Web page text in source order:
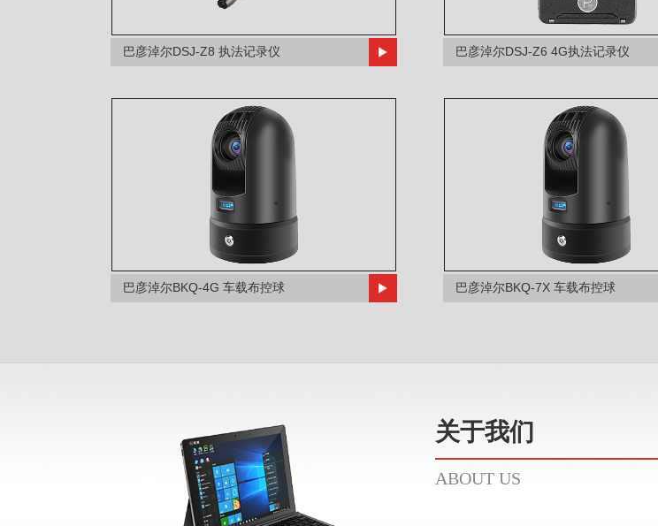
巴彦淖尔DSJ-Z8 执法记录仪 巴彦淖尔DSJ-Z6 4G执法记录仪
巴彦淖尔BKQ-4G 车载布控球 巴彦淖尔BKQ-7X 车载布控球
关于我们
ABOUT US